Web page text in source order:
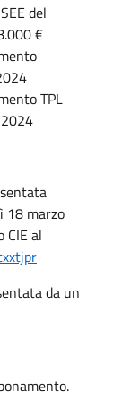
del
€
TPL
18 marzo
CIE al
da un